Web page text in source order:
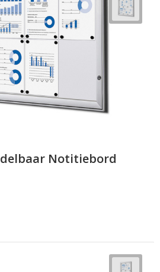
Notitiebord